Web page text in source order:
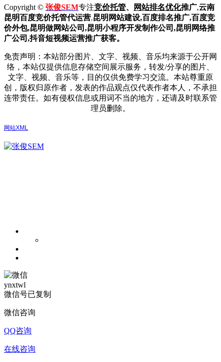
Copyright © 张俊SEM专注竞价托管、 网站排名优化推广,云南
昆明百度竞价托管代运营,昆明网站建设,百度排名推广,百度竞
价外包,昆明做网站公司,昆明小程序开发制作公司,昆明网络推
广公司,抖音短视频运营推广获客。
免责声明：本站部分图片、文字、视频、音乐均来源于公开网
络，本站仅提供信息存储空间展示服务，转发/分享的图片、
文字、视频、音乐等，目的仅供免费学习交流。本站尊重原
创，版权归原作者，发表的作品观点仅代表作者本人，不承担
连带责任。如有侵权信息或用词不当的地方，还请及时联系管
理员删除。
网站XML
ynxtwl
微信号已复制
微信咨询
QQ咨询
在线咨询